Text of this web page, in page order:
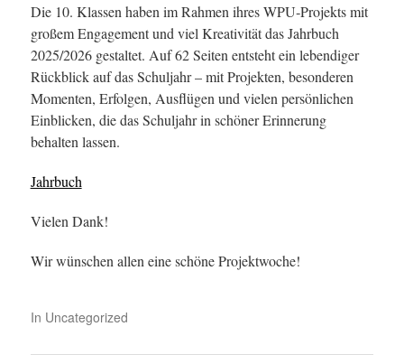
Die 10. Klassen haben im Rahmen ihres WPU‑Projekts mit
großem Engagement und viel Kreativität das Jahrbuch
2025/2026 gestaltet. Auf 62 Seiten entsteht ein lebendiger
Rückblick auf das Schuljahr – mit Projekten, besonderen
Momenten, Erfolgen, Ausflügen und vielen persönlichen
Einblicken, die das Schuljahr in schöner Erinnerung
behalten lassen.
Jahrbuch
Vielen Dank!
Wir wünschen allen eine schöne Projektwoche!
In Uncategorized